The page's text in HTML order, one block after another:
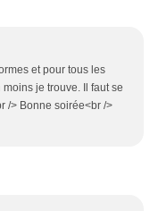
et pour tous les
je trouve. Il faut se
/> Bonne soirée<br />